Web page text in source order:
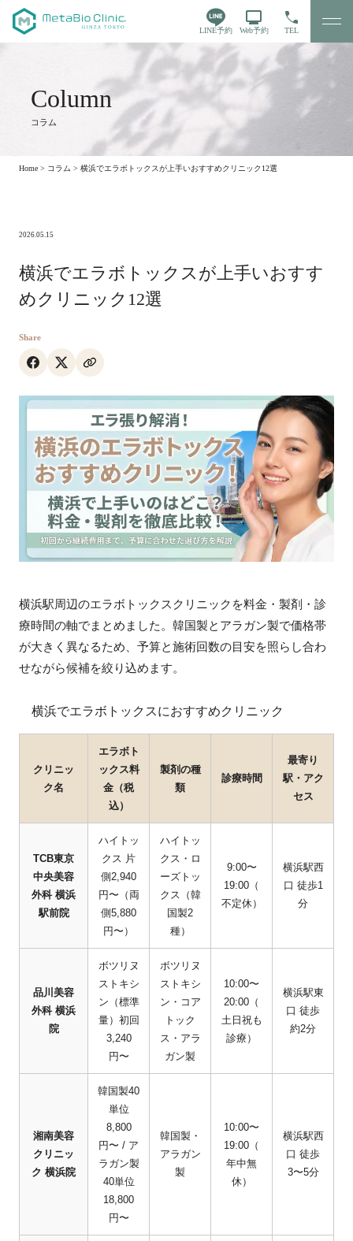
LINE予約 Web予約 TEL
コラム
Home > コラム > 横浜でエラボトックスが上手いおすすめクリニック12選
2026.05.15
横浜でエラボトックスが上手いおすす
めクリニック12選
Share
横浜駅周辺のエラボトックスクリニックを料金・製剤・診
療時間の軸でまとめました。韓国製とアラガン製で価格帯
が大きく異なるため、予算と施術回数の目安を照らし合わ
せながら候補を絞り込めます。
横浜でエラボトックスにおすすめクリニック
クリニッ
ク名
エラボト
ックス料
金（税
込）
製剤の種
類
診療時間
最寄り
駅・アク
セス
TCB東京
中央美容
外科 横浜
駅前院
ハイトッ
クス 片
側2,940
円〜（両
側5,880
円〜）
ハイトッ
クス・ロ
ーズトッ
クス（韓
国製2
種）
9:00〜
19:00（
不定休）
横浜駅西
口 徒歩1
分
品川美容
外科 横浜
院
ボツリヌ
ストキシ
ン（標準
量）初回
3,240
円〜
ボツリヌ
ストキシ
ン・コア
トック
ス・アラ
ガン製
10:00〜
20:00（
土日祝も
診療）
横浜駅東
口 徒歩
約2分
湘南美容
クリニッ
ク 横浜院
韓国製40
単位
8,800
円〜 / ア
ラガン製
40単位
18,800
円〜
韓国製・
アラガン
製
10:00〜
19:00（
年中無
休）
横浜駅西
口 徒歩
3〜5分